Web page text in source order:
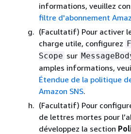
informations, veuillez
filtre d'abonnement
(Facultatif) Pour activer
charge utile, configurez
Scope sur
amples informations,
Étendue de la politique
Amazon SNS.
(Facultatif) Pour
de lettres mortes pour
développez la section